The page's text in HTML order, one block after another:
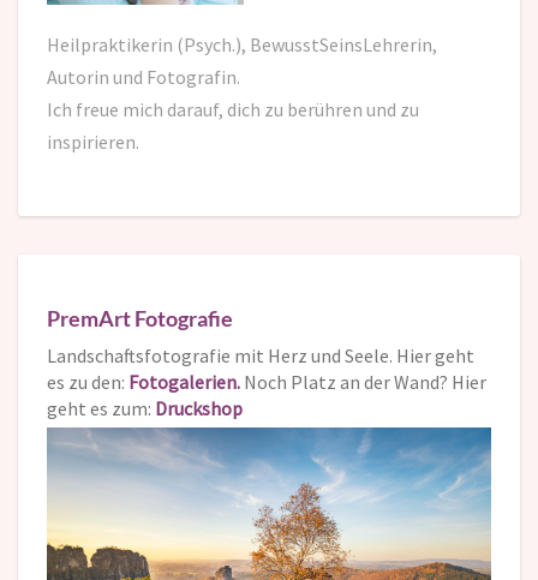
Heilpraktikerin (Psych.), BewusstSeinsLehrerin,
Autorin und Fotografin.
Ich freue mich darauf, dich zu berühren und zu
inspirieren.
PremArt Fotografie
Landschaftsfotografie mit Herz und Seele. Hier geht
es zu den: Fotogalerien. Noch Platz an der Wand? Hier
geht es zum: Druckshop